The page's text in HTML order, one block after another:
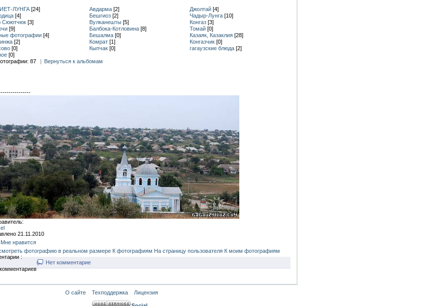
ЛУНГА [24] Авдарма [2] Джолтай [4]
[4] Бешгиоз [2] Чадыр-Лунга [10]
Сюютчюк [3] Вулканешты [5] Конгаз [3]
[9] Балбока-Котловина [8] Томай [0]
фотографии [4] Бешалма [0] Казаяк, Казаклия [28]
[2] Комрат [1] Конгазчик [0]
[0] Кыпчак [0] гагаузские блюда [2]
[0]
87 | Вернуться к альбомам
21.11.2010
Мне нравится
фотографию в реальном размере К фотографиям На страницу пользователя К моим фотографиям
:
Нет комментарие
О сайте Техподдержка Лицензия